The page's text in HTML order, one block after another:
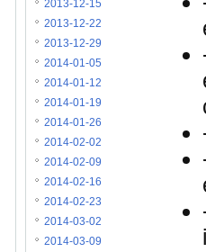
2013-12-15
2013-12-22
2013-12-29
2014-01-05
2014-01-12
2014-01-19
2014-01-26
2014-02-02
2014-02-09
2014-02-16
2014-02-23
2014-03-02
2014-03-09